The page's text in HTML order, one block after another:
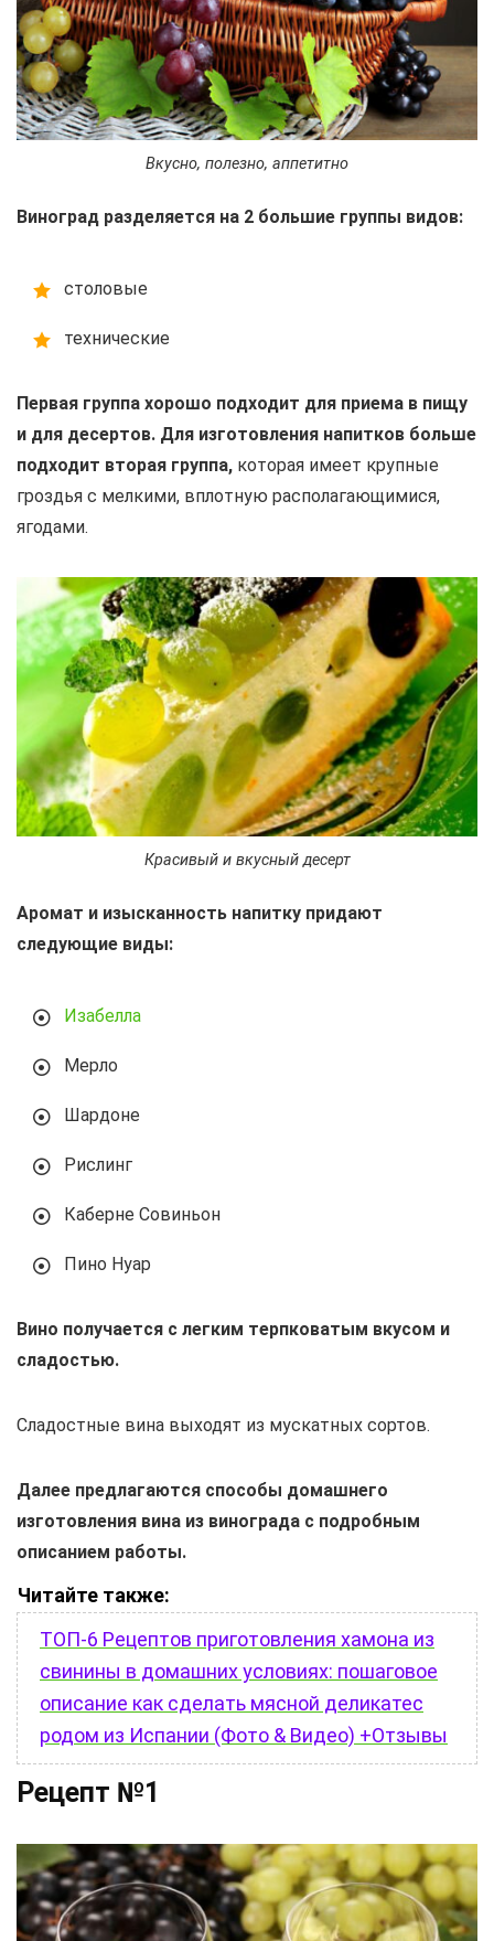
Вкусно, полезно, аппетитно
Виноград разделяется на 2 большие группы видов:
столовые
технические
Первая группа хорошо подходит для приема в пищу
и для десертов. Для изготовления напитков больше
подходит вторая группа, которая имеет крупные
гроздья с мелкими, вплотную располагающимися,
ягодами.
Красивый и вкусный десерт
Аромат и изысканность напитку придают
следующие виды:
Изабелла
Мерло
Шардоне
Рислинг
Каберне Совиньон
Пино Нуар
Вино получается с легким терпковатым вкусом и
сладостью.
Сладостные вина выходят из мускатных сортов.
Далее предлагаются способы домашнего
изготовления вина из винограда с подробным
описанием работы.
Читайте также:
ТОП-6 Рецептов приготовления хамона из
свинины в домашних условиях: пошаговое
описание как сделать мясной деликатес
родом из Испании (Фото & Видео) +Отзывы
Рецепт №1